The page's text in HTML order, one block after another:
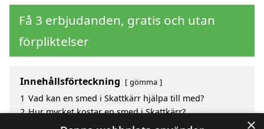
Få 3 erbjudanden, gratis och utan
förpliktelser
Innehållsförteckning gömma
1 Vad kan en smed i Skattkärr hjälpa till med?
2 Hur mycket kostar en smed i Skattkärr?
Fördelar med att välja smed i Skattkärr ×